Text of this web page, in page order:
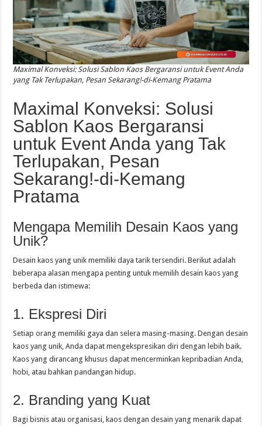
Maximal Konveksi: Solusi Sablon Kaos Bergaransi untuk Event Anda
yang Tak Terlupakan, Pesan Sekarang!-di-Kemang Pratama
Maximal Konveksi: Solusi
Sablon Kaos Bergaransi
untuk Event Anda yang Tak
Terlupakan, Pesan
Sekarang!-di-Kemang
Pratama
Mengapa Memilih Desain Kaos yang
Unik?
Desain kaos yang unik memiliki daya tarik tersendiri. Berikut adalah
beberapa alasan mengapa penting untuk memilih desain kaos yang
berbeda dan istimewa:
1. Ekspresi Diri
Setiap orang memiliki gaya dan selera masing-masing. Dengan desain
kaos yang unik, Anda dapat mengekspresikan diri dengan lebih baik.
Kaos yang dirancang khusus dapat mencerminkan kepribadian Anda,
hobi, atau bahkan pandangan hidup.
2. Branding yang Kuat
Bagi bisnis atau organisasi, kaos dengan desain yang menarik dapat